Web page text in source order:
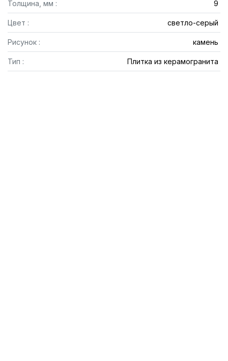
Толщина, мм : 9
Цвет : светло-серый
Рисунок : камень
Тип : Плитка из керамогранита